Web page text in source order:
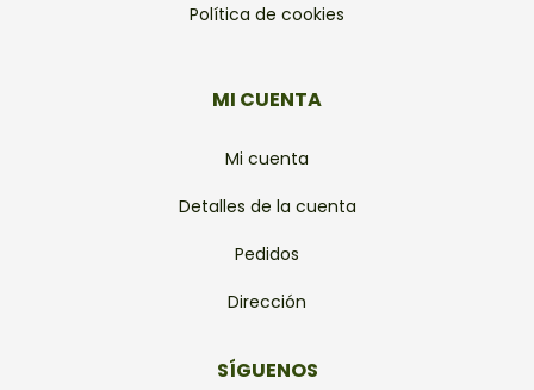
Política de cookies
MI CUENTA
Mi cuenta
Detalles de la cuenta
Pedidos
Dirección
SÍGUENOS